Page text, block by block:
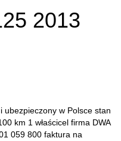
2013
w Polsce stan
km 1 właścicel firma DWA
059 800 faktura na